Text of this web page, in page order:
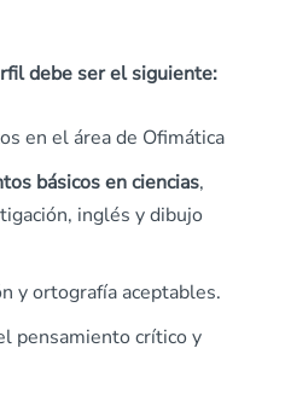
debe ser el siguiente:
en el área de Ofimática
básicos en ciencias,
inglés y dibujo
y ortografía aceptables.
pensamiento crítico y